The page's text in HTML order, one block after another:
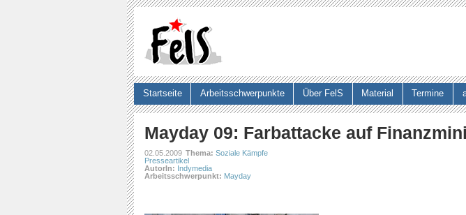
Jump to
Mayday 09: Farbattacke auf
02.05.2009 Thema: Soziale Kämpfe
Presseartikel
AutorIn: Indymedia
Arbeitsschwerpunkt: Mayday
Startseite Arbeitsschwerpunkte Über FelS Material Termine
Suchformular